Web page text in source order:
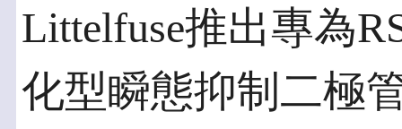
Littelfuse推出專為
化型瞬態抑制二極